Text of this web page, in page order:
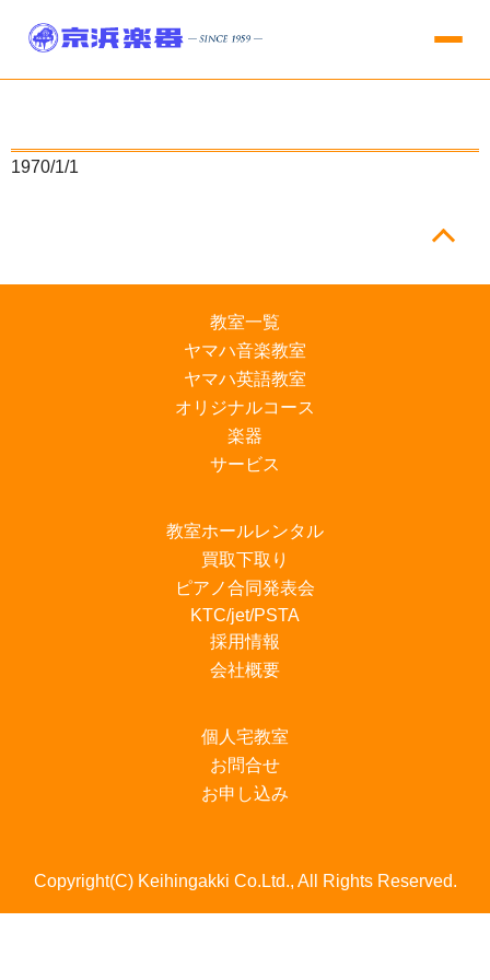
1970/1/1
教室一覧
ヤマハ音楽教室
ヤマハ英語教室
オリジナルコース
楽器
サービス
教室ホールレンタル
買取下取り
ピアノ合同発表会
KTC/jet/PSTA
採用情報
会社概要
個人宅教室
お問合せ
お申し込み
Copyright(C) Keihingakki Co.Ltd., All Rights Reserved.